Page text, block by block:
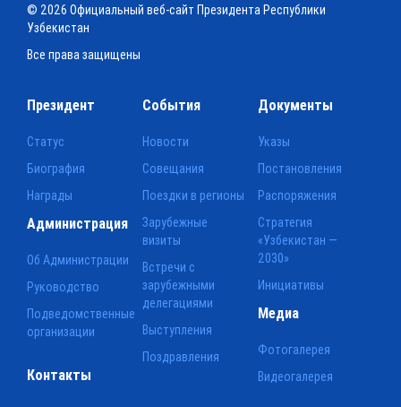
© 2026 Официальный веб-сайт Президента Республики
Узбекистан
Все права защищены
Президент
Статус
Биография
Награды
События
Новости
Совещания
Поездки в регионы
Зарубежные
визиты
Встречи с
зарубежными
делегациями
Выступления
Поздравления
Документы
Указы
Постановления
Распоряжения
Стратегия
«Узбекистан —
2030»
Инициативы
Администрация
Об Администрации
Руководство
Подведомственные
организации
Медиа
Фотогалерея
Видеогалерея
Контакты